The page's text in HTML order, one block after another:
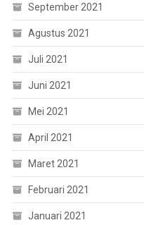
September 2021
Agustus 2021
Juli 2021
Juni 2021
Mei 2021
April 2021
Maret 2021
Februari 2021
Januari 2021